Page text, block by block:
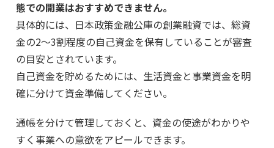
態での開業はおすすめできません。
具体的には、日本政策金融公庫の創業融資では、総資
金の2〜3割程度の自己資金を保有していることが審査
の目安とされています。
自己資金を貯めるためには、生活資金と事業資金を明
確に分けて資金準備してください。
通帳を分けて管理しておくと、資金の使途がわかりや
すく事業への意欲をアピールできます。